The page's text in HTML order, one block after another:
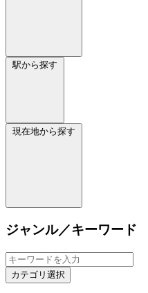
駅から探す
現在地から探す
ジャンル／キーワード
カテゴリ選択